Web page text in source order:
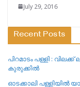
July 29, 2016
Recent Posts
പിറമാടം പള്ളി :
കുരുക്കിൽ
ഓടക്കാലി പള്ളിയിൽ